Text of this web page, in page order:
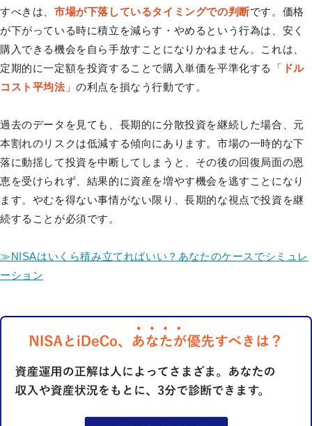
すべきは、 市場が下落しているタイミングでの判断です。価格
が下がっている時に積立を減らす・やめるという行為は、安く
購入できる機会を自ら手放すことになりかねません。これは、
定期的に一定額を投資することで購入単価を平準化する「 ドル
コスト平均法」の利点を損なう行動です。
過去のデータを見ても、長期的に分散投資を継続した場合、元
本割れのリスクは低減する傾向にあります。市場の一時的な下
落に動揺して投資を中断してしまうと、その後の回復局面の恩
恵を受けられず、結果的に資産を増やす機会を逃すことになり
ます。やむを得ない事情がない限り、長期的な視点で投資を継
続することが必須です。
≫NISAはいくら積み立てればいい？あなたのケースでシミュレ
ーション